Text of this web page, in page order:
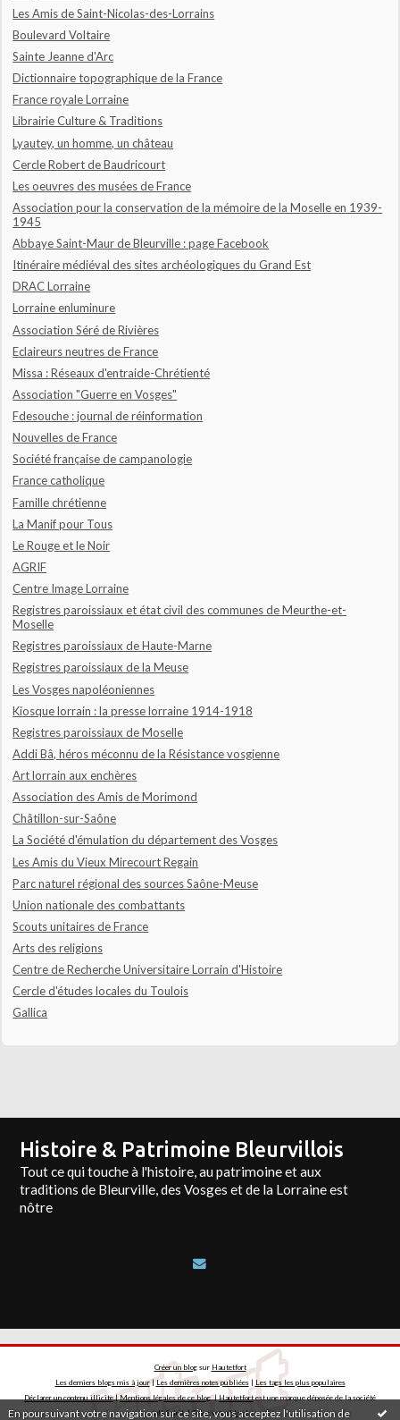
En poursuivant votre navigation sur ce site, vous acceptez l'utilisation de
Les Amis de Saint-Nicolas-des-Lorrains
Boulevard Voltaire
Sainte Jeanne d'Arc
Dictionnaire topographique de la France
France royale Lorraine
Librairie Culture & Traditions
Lyautey, un homme, un château
Cercle Robert de Baudricourt
Les oeuvres des musées de France
Association pour la conservation de la mémoire de la Moselle en 1939-
1945
Abbaye Saint-Maur de Bleurville : page Facebook
Itinéraire médiéval des sites archéologiques du Grand Est
DRAC Lorraine
Lorraine enluminure
Association Séré de Rivières
Eclaireurs neutres de France
Missa : Réseaux d'entraide-Chrétienté
Association "Guerre en Vosges"
Fdesouche : journal de réinformation
Nouvelles de France
Société française de campanologie
France catholique
Famille chrétienne
La Manif pour Tous
Le Rouge et le Noir
AGRIF
Centre Image Lorraine
Registres paroissiaux et état civil des communes de Meurthe-et-
Moselle
Registres paroissiaux de Haute-Marne
Registres paroissiaux de la Meuse
Les Vosges napoléoniennes
Kiosque lorrain : la presse lorraine 1914-1918
Registres paroissiaux de Moselle
Addi Bâ, héros méconnu de la Résistance vosgienne
Art lorrain aux enchères
Association des Amis de Morimond
Châtillon-sur-Saône
La Société d'émulation du département des Vosges
Les Amis du Vieux Mirecourt Regain
Parc naturel régional des sources Saône-Meuse
Union nationale des combattants
Scouts unitaires de France
Arts des religions
Centre de Recherche Universitaire Lorrain d'Histoire
Cercle d'études locales du Toulois
Gallica
Histoire & Patrimoine Bleurvillois
Tout ce qui touche à l'histoire, au patrimoine et aux
traditions de Bleurville, des Vosges et de la Lorraine est
nôtre
Créer un blogsur Hautetfort
Les derniers blogs mis à jour|Les dernières notes publiées| Les tags les plus populaires
Déclarer un contenu illicite|Mentions légales de ce blog | Hautetfort est une marque déposée de la société
talkSpirit | Créez votreblog!